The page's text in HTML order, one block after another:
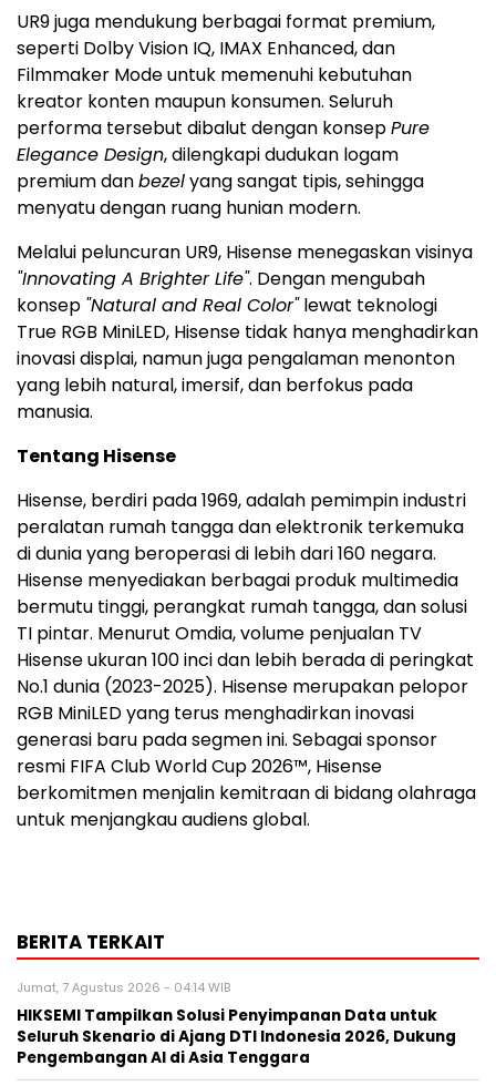
UR9 juga mendukung berbagai format premium,
seperti Dolby Vision IQ, IMAX Enhanced, dan
Filmmaker Mode untuk memenuhi kebutuhan
kreator konten maupun konsumen. Seluruh
performa tersebut dibalut dengan konsepPure
Elegance Design, dilengkapi dudukan logam
premium danbezelyang sangat tipis, sehingga
menyatu dengan ruang hunian modern.
Melalui peluncuran UR9, Hisense menegaskan visinya
"Innovating A Brighter Life". Dengan mengubah
konsep "Natural and Real Color"lewat teknologi
True RGB MiniLED, Hisense tidak hanya menghadirkan
inovasi displai, namun juga pengalaman menonton
yang lebih natural, imersif, dan berfokus pada
manusia.
Tentang Hisense
Hisense, berdiri pada 1969, adalah pemimpin industri
peralatan rumah tangga dan elektronik terkemuka
di dunia yang beroperasi di lebih dari 160 negara.
Hisense menyediakan berbagai produk multimedia
bermutu tinggi, perangkat rumah tangga, dan solusi
TI pintar. Menurut Omdia, volume penjualan TV
Hisense ukuran 100 inci dan lebih berada di peringkat
No.1 dunia (2023-2025). Hisense merupakan pelopor
RGB MiniLED yang terus menghadirkan inovasi
generasi baru pada segmen ini. Sebagai sponsor
resmi FIFA Club World Cup 2026™, Hisense
berkomitmen menjalin kemitraan di bidang olahraga
untuk menjangkau audiens global.
BERITA TERKAIT
Jumat, 7 Agustus 2026 - 04:14 WIB
HIKSEMI Tampilkan Solusi Penyimpanan Data untuk
Seluruh Skenario di Ajang DTI Indonesia 2026, Dukung
Pengembangan AI di Asia Tenggara